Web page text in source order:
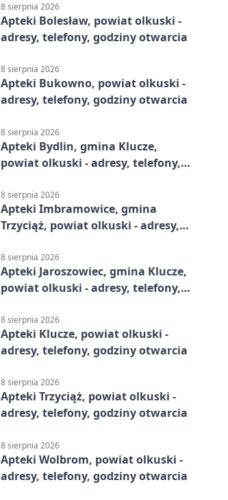
8 sierpnia 2026
Apteki Bolesław, powiat olkuski -
adresy, telefony, godziny otwarcia
8 sierpnia 2026
Apteki Bukowno, powiat olkuski -
adresy, telefony, godziny otwarcia
8 sierpnia 2026
Apteki Bydlin, gmina Klucze,
powiat olkuski - adresy, telefony,
8 sierpnia 2026
Apteki Imbramowice, gmina
Trzyciąż, powiat olkuski - adresy,
8 sierpnia 2026
Apteki Jaroszowiec, gmina Klucze,
powiat olkuski - adresy, telefony,
8 sierpnia 2026
Apteki Klucze, powiat olkuski -
adresy, telefony, godziny otwarcia
8 sierpnia 2026
Apteki Trzyciąż, powiat olkuski -
adresy, telefony, godziny otwarcia
8 sierpnia 2026
Apteki Wolbrom, powiat olkuski -
adresy, telefony, godziny otwarcia